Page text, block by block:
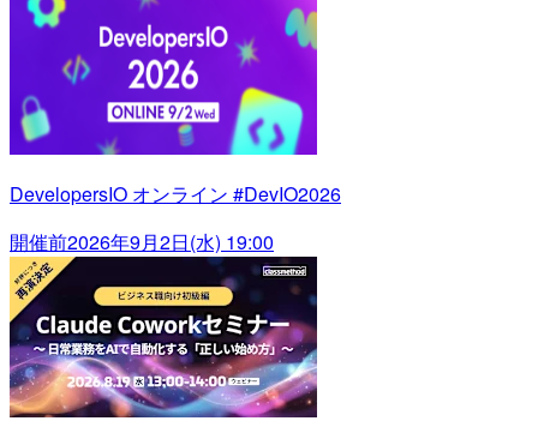
DevelopersIO オンライン #DevIO2026
開催前2026年9月2日(水) 19:00